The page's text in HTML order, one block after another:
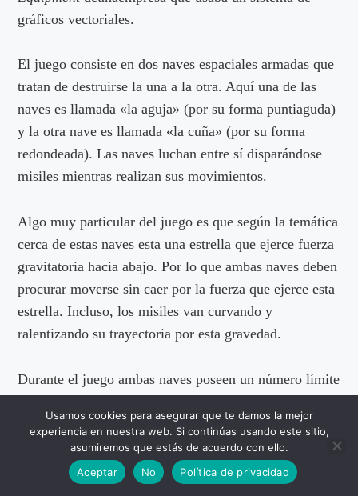
gráficos vectoriales.
El juego consiste en dos naves espaciales armadas que
tratan de destruirse la una a la otra. Aquí una de las
naves es llamada «la aguja» (por su forma puntiaguda)
y la otra nave es llamada «la cuña» (por su forma
redondeada). Las naves luchan entre sí disparándose
misiles mientras realizan sus movimientos.
Algo muy particular del juego es que según la temática
cerca de estas naves esta una estrella que ejerce fuerza
gravitatoria hacia abajo. Por lo que ambas naves deben
procurar moverse sin caer por la fuerza que ejerce esta
estrella. Incluso, los misiles van curvando y
ralentizando su trayectoria por esta gravedad.
Durante el juego ambas naves poseen un número límite
decide salir al hiperespacio podría esquivar los misiles,
pero si se aleja mucho podría explotar. Cada jugador
controla su nave usando a favor la gravedad y la
Usamos cookies para asegurar que te damos la mejor
experiencia en nuestra web. Si continúas usando este sitio,
asumiremos que estás de acuerdo con ello.
Aceptar
No Política de privacidad